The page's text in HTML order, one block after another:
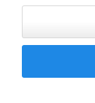
© 2026